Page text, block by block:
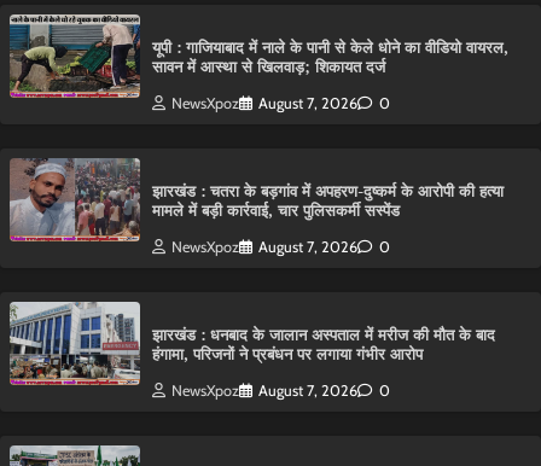
यूपी : गाजियाबाद में नाले के पानी से केले धोने का वीडियो वायरल,
सावन में आस्था से खिलवाड़; शिकायत दर्ज
NewsXpoz August 7, 2026 0
झारखंड : चतरा के बड़गांव में अपहरण-दुष्कर्म के आरोपी की हत्या
मामले में बड़ी कार्रवाई, चार पुलिसकर्मी सस्पेंड
NewsXpoz August 7, 2026 0
झारखंड : धनबाद के जालान अस्पताल में मरीज की मौत के बाद
हंगामा, परिजनों ने प्रबंधन पर लगाया गंभीर आरोप
NewsXpoz August 7, 2026 0